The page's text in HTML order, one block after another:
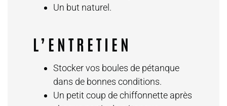
Un but naturel.
L’ENTRETIEN
Stocker vos boules de pétanque
dans de bonnes conditions.
Un petit coup de chiffonnette après